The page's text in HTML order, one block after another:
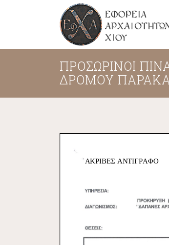
ΠΡΟΣΩΡΙΝΟΙ
ΔΡΟΜΟΥ